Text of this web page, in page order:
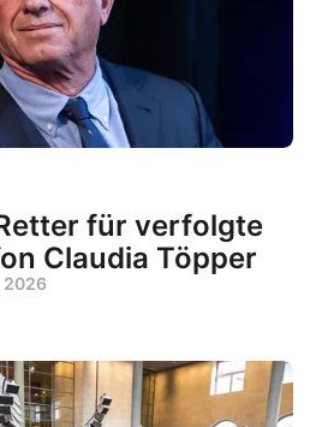
für verfolgte
Claudia Töpper
2026